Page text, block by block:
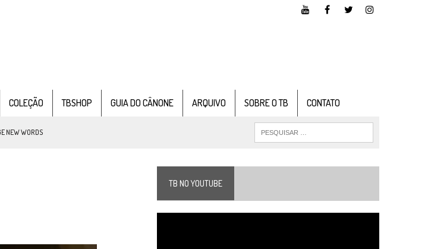
COLEÇÃO TBSHOP GUIA DO CÂNONE ARQUIVO SOBRE O TB CONTATO
NEW WORDS
TB NO YOUTUBE